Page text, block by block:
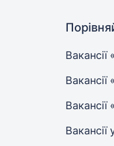
Вакансії
Вакансії